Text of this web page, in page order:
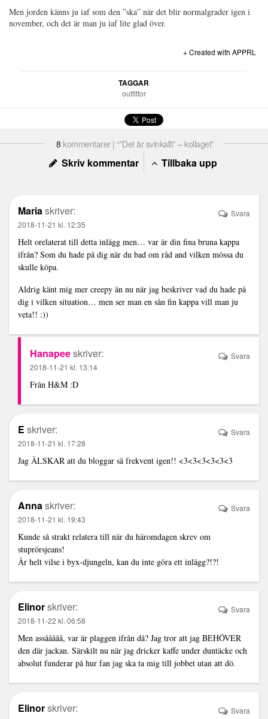
Men jorden känns ju iaf som den ”ska” när det blir normalgrader igen i
november, och det är man ju iaf lite glad över.
+ Created with APPRL
TAGGAR
outfittor
8 kommentarer | “”Det är svinkallt” – kollaget”
Skriv kommentar Tillbaka upp
Mariaskriver:
2018-11-21 kl. 12:35
Helt orelaterat till detta inlägg men… var är din fina bruna kappa
ifrån? Som du hade på dig när du bad om råd and vilken mössa du
skulle köpa.
Aldrig känt mig mer creepy än nu när jag beskriver vad du hade på
dig i vilken situation… men ser man en sån fin kappa vill man ju
veta!! :))
Svara
Hanapeeskriver:
2018-11-21 kl. 13:14
Från H&M :D
Svara
E skriver:
2018-11-21 kl. 17:28
Jag ÄLSKAR att du bloggar så frekvent igen!! <3<3<3<3<3<3
Svara
Annaskriver:
2018-11-21 kl. 19:43
Kunde så strakt relatera till när du häromdagen skrev om
stuprörsjeans!
Är helt vilse i byx-djungeln, kan du inte göra ett inlägg?!?!
Svara
Elinorskriver:
2018-11-22 kl. 06:58
Men assååååå, var är plaggen ifrån då? Jag tror att jag BEHÖVER
den där jackan. Särskilt nu när jag dricker kaffe under duntäcke och
absolut funderar på hur fan jag ska ta mig till jobbet utan att dö.
Svara
Elinorskriver: Svara